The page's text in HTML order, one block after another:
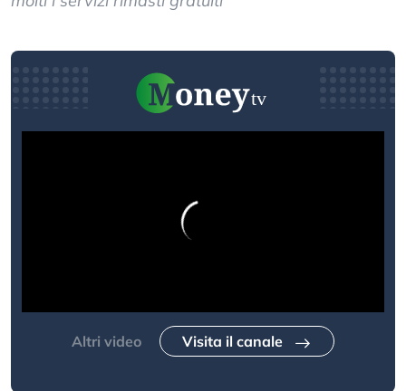
Altri video Visita il canale